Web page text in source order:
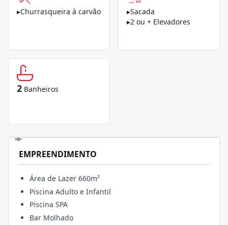
▸Churrasqueira à carvão ▸Sacada
▸2 ou + Elevadores
2 Banheiros
EMPREENDIMENTO
Área de Lazer 660m²
Piscina Adulto e Infantil
Piscina SPA
Bar Molhado